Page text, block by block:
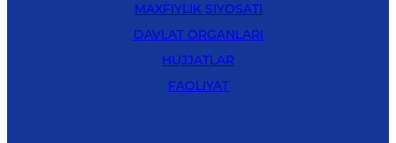
MAXFIYLIK SIYOSATI
DAVLAT ORGANLARI
HUJJATLAR
FAOLIYAT